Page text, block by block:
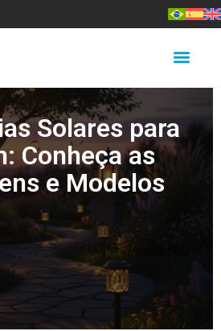
Solares para
Conheça as
e Modelos